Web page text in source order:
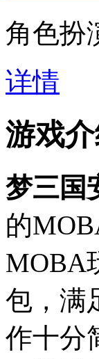
角色扮
详情
游戏
梦三国
的
MOBA
包，满
作十分